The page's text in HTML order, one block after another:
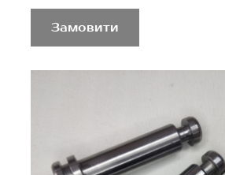
Замовити